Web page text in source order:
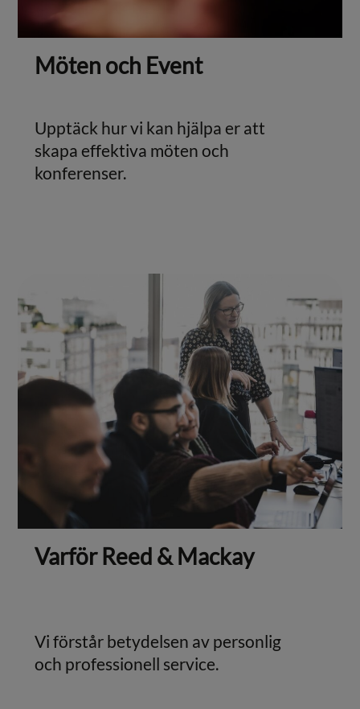
Möten och Event
Upptäck hur vi kan hjälpa er att
skapa effektiva möten och
konferenser.
Varför Reed & Mackay
Vi förstår betydelsen av personlig
och professionell service.